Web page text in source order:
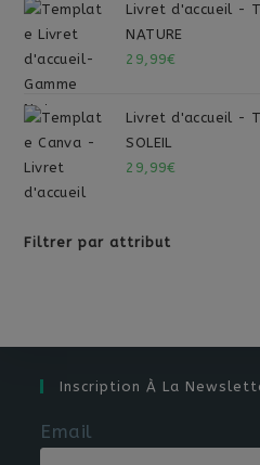
Livret d'accueil -
NATURE
29,99€
Livret d'accueil -
SOLEIL
29,99€
Filtrer par attribut
Inscription À La
Email